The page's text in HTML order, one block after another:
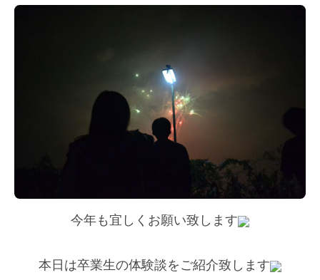
今年も宜しくお願い致します
本日は卒業生の体験談をご紹介致します